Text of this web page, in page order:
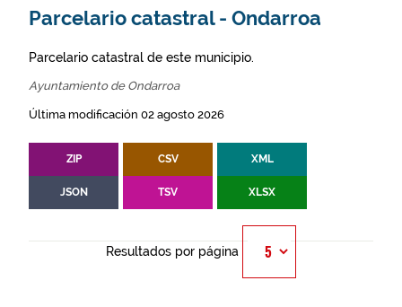
Parcelario catastral - Ondarroa
Parcelario catastral de este municipio.
Ayuntamiento de Ondarroa
Última modificación 02 agosto 2026
ZIP CSV XML
JSON TSV XLSX
Resultados por página